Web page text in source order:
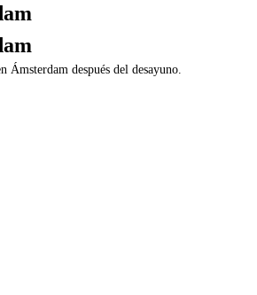
Ámsterdam después del desayuno.